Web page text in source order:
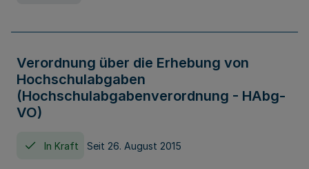
Verordnung über die Erhebung von
Hochschulabgaben
(Hochschulabgabenverordnung - HAbg-
VO)
In Kraft Seit 26. August 2015